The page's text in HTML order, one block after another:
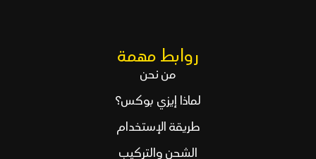
روابط مهمة
من نحن
لماذا إيزي بوكس؟
طريقة الإستخدام
الشحن والتركيب